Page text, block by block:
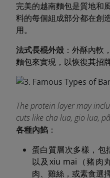
完美的越南麵包是質地和
料的每個組成部分都在創
用。
法式長棍外殼 ：外酥內軟
麵包來實現，以恢復其招
The protein layer may
cuts like cha lua, gio lua,
各種內餡 ：
蛋白質層次多樣，包
以及xiu mai（豬肉
肉、雞絲，或素食選